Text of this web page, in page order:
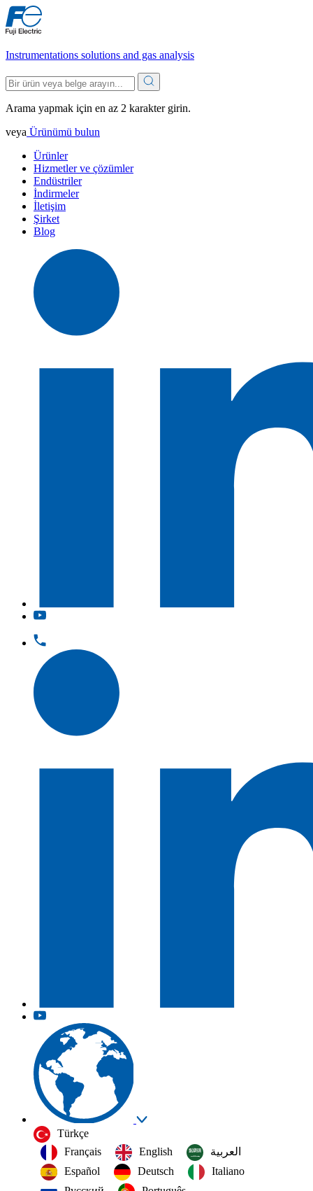
Instrumentations solutions and gas analysis
Arama yapmak için en az 2 karakter girin.
veya Ürünümü bulun
Ürünler
Hizmetler ve çözümler
Endüstriler
İndirmeler
İletişim
Şirket
Blog
Türkçe
Français
English
العربية‏
Español
Deutsch
Italiano